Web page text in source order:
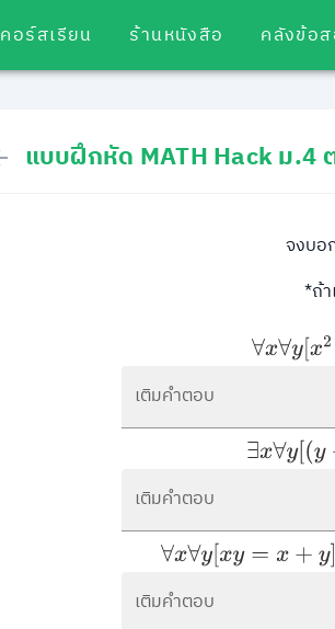
คอร์สเรียน ร้านหนังสือ คลังข้อ
แบบฝึกหัด MATH Hack ม.4
จงบอ
*ถ้
∀x∀y[x2+
เติมคำตอบ
∃x∀y[(y−
เติมคำตอบ
∀x∀y[xy= x+y]∧∀x∀
เติมคำตอบ